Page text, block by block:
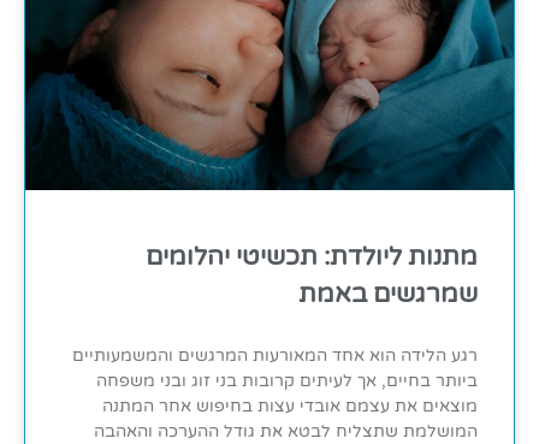
מתנות ליולדת: תכשיטי יהלומים
שמרגשים באמת
רגע הלידה הוא אחד המאורעות המרגשים והמשמעותיים
ביותר בחיים, אך לעיתים קרובות בני זוג ובני משפחה
מוצאים את עצמם אובדי עצות בחיפוש אחר המתנה
המושלמת שתצליח לבטא את גודל ההערכה והאהבה